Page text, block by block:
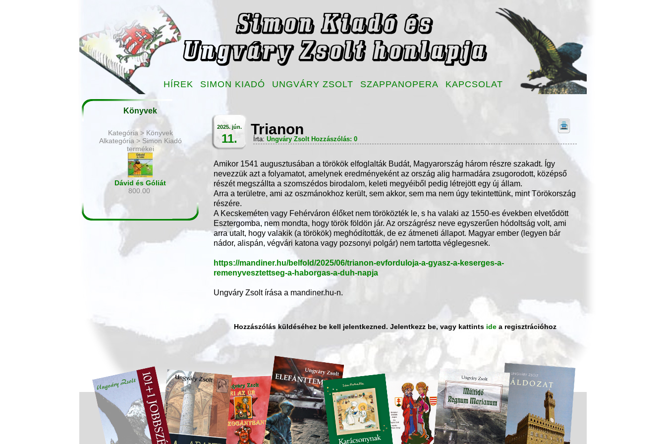
HÍREK SIMON KIADÓ UNGVÁRY ZSOLT SZAPPANOPERA KAPCSOLAT
Könyvek
Kategória > Könyvek
Alkategória > Simon Kiadó
termékei
Dávid és Góliát
800.00
2025. jún.
11.
Trianon
Írta: Ungváry Zsolt Hozzászólás: 0
Amikor 1541 augusztusában a törökök elfoglalták Budát, Magyarország három részre szakadt. Így
nevezzük azt a folyamatot, amelynek eredményeként az ország alig harmadára zsugorodott, középső
részét megszállta a szomszédos birodalom, keleti megyéiből pedig létrejött egy új állam.
Arra a területre, ami az oszmánokhoz került, sem akkor, sem ma nem úgy tekintettünk, mint Törökország
részére.
A Kecskeméten vagy Fehérváron élőket nem töröközték le, s ha valaki az 1550-es években elvetődött
Esztergomba, nem mondta, hogy török földön jár. Az országrész neve egyszerűen hódoltság volt, ami
arra utalt, hogy valakik (a törökök) meghódították, de ez átmeneti állapot. Magyar ember (legyen bár
nádor, alispán, végvári katona vagy pozsonyi polgár) nem tartotta véglegesnek.
https://mandiner.hu/belfold/2025/06/trianon-evforduloja-a-gyasz-a-keserges-a-
remenyvesztettseg-a-haborgas-a-duh-napja
Ungváry Zsolt írása a mandiner.hu-n.
Hozzászólás küldéséhez be kell jelentkezned. Jelentkezz be, vagy kattints ide a regisztrációhoz